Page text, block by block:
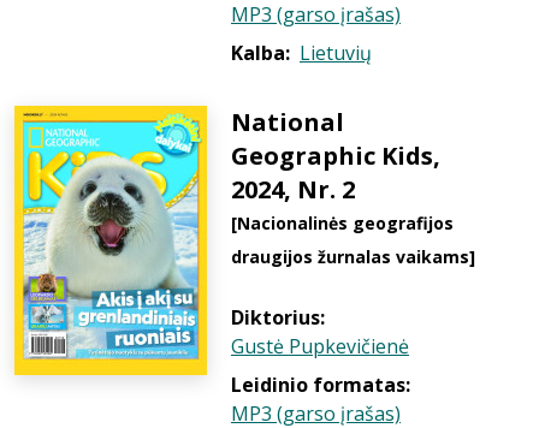
MP3 (garso įrašas)
Kalba: Lietuvių
National
Geographic Kids,
2024, Nr. 2
[Nacionalinės geografijos
draugijos žurnalas vaikams]
Diktorius:
Gustė Pupkevičienė
Leidinio formatas:
MP3 (garso įrašas)